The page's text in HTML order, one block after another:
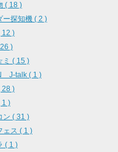
( 18 )
ー探知機 ( 2 )
12 )
)
( 15 )
J-talk ( 1 )
28 )
1 )
ン ( 31 )
ェス ( 1 )
( 1 )